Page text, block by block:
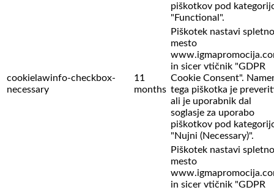
piškotkov pod
"Functional".
cookielawinfo-checkbox-
necessary
11
months
Piškotek nastavi spletno
mesto
in sicer vtičnik "GDPR
Cookie Consent".
tega piškotka je
ali je uporabnik dal
soglasje za uporabo
piškotkov pod
"Nujni (Necessary)".
Piškotek nastavi spletno
mesto
in sicer vtičnik "GDPR